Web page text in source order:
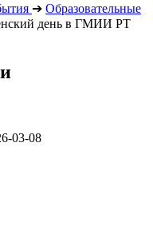
➔ Образовательные
день в ГМИИ РТ
03-08